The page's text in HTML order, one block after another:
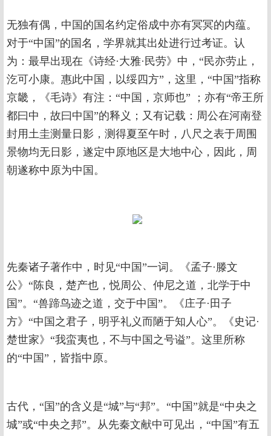
无独有偶，中国的国名约定俗成中亦有冥冥的内蕴。
对于“中国”的国名，学界就其出处进行过考证。认
为：最早出现在《诗经·大雅·民劳》中，“民亦劳止，
汔可小康。惠此中国，以绥四方”，这里，“中国”指称
京畿，《毛诗》有注：“中国，京师也” ；亦有“帝王所
都曰中，故曰中国”的释义；又有记载：周公在河南登
封用土圭测量日影，测得夏至午时，八尺之表于周围
景物均无日影，遂定中原地区是大地中心，因此，周
朝遂称中原为中国。
先秦诸子著作中，时见“中国”一词。《孟子·滕文
公》“陈良，楚产也‌，悦周公、仲尼之道，北学于中
国”。“兽蹄鸟迹之道，交于中国”。《庄子·田子
方》“中国之君子，明乎礼义而陋于知人心”。《史记·
楚世家》“我蛮夷也，不与中国之号谥”。这里所称
的“中国”，皆指中原。
古代，“国”的含义是“城”与“邦”。“中国”就是“中央之
城”或“中央之邦”。从先秦文献中可见出，“中国”有五